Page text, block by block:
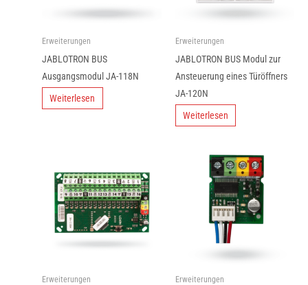
Erweiterungen
JABLOTRON BUS
Ausgangsmodul JA-118N
Weiterlesen
Erweiterungen
JABLOTRON BUS Modul zur
Ansteuerung eines Türöffners
JA-120N
Weiterlesen
Erweiterungen Erweiterungen